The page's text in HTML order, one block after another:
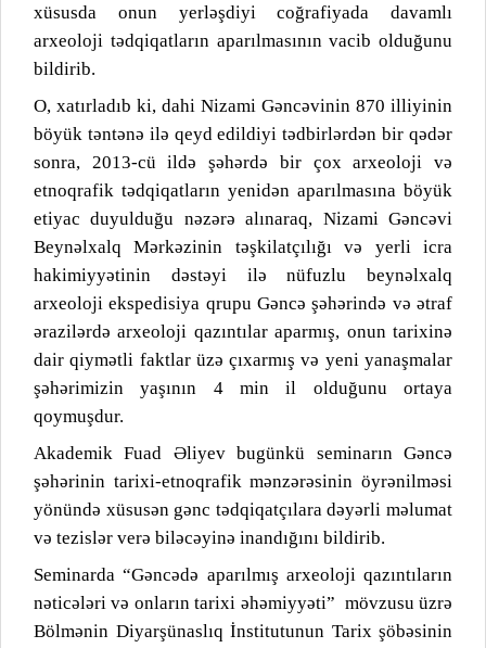
xüsusda onun yerləşdiyi coğrafiyada davamlı
arxeoloji tədqiqatların aparılmasının vacib olduğunu
bildirib.
O, xatırladıb ki, dahi Nizami Gəncəvinin 870 illiyinin
böyük təntənə ilə qeyd edildiyi tədbirlərdən bir qədər
sonra, 2013-cü ildə şəhərdə bir çox arxeoloji və
etnoqrafik tədqiqatların yenidən aparılmasına böyük
etiyac duyulduğu nəzərə alınaraq, Nizami Gəncəvi
Beynəlxalq Mərkəzinin təşkilatçılığı və yerli icra
hakimiyyətinin dəstəyi ilə nüfuzlu beynəlxalq
arxeoloji ekspedisiya qrupu Gəncə şəhərində və ətraf
ərazilərdə arxeoloji qazıntılar aparmış, onun tarixinə
dair qiymətli faktlar üzə çıxarmış və yeni yanaşmalar
şəhərimizin yaşının 4 min il olduğunu ortaya
qoymuşdur.
Akademik Fuad Əliyev bugünkü seminarın Gəncə
şəhərinin tarixi-etnoqrafik mənzərəsinin öyrənilməsi
yönündə xüsusən gənc tədqiqatçılara dəyərli məlumat
və tezislər verə biləcəyinə inandığını bildirib.
Seminarda “Gəncədə aparılmış arxeoloji qazıntıların
nəticələri və onların tarixi əhəmiyyəti” mövzusu üzrə
Bölmənin Diyarşünaslıq İnstitutunun Tarix şöbəsinin